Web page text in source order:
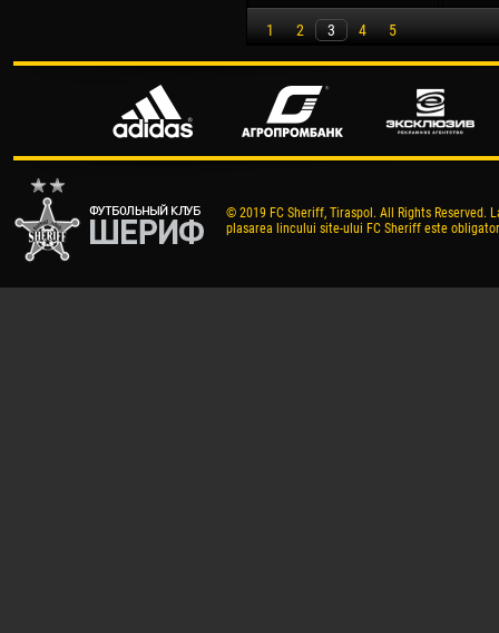
1 2 3 4 5
© 2019 FC Sheriff, Tiraspol. All Rights
plasarea lincului site-ului FC Sheriff este